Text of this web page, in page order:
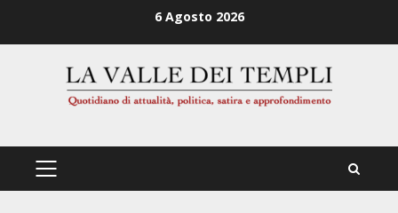
6 Agosto 2026
PRIMÄRES